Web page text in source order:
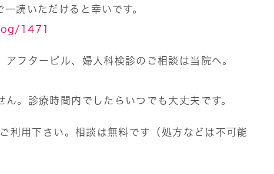
読いただけると幸いです。
1471
フターピル、婦人科検診のご相談は当院へ。
。診療時間内でしたらいつでも大丈夫です。
利用下さい。相談は無料です（処方などは不可能